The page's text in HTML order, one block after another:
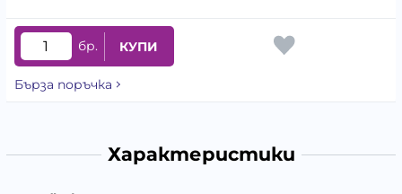
бр. КУПИ
Бърза поръчка
Характеристики